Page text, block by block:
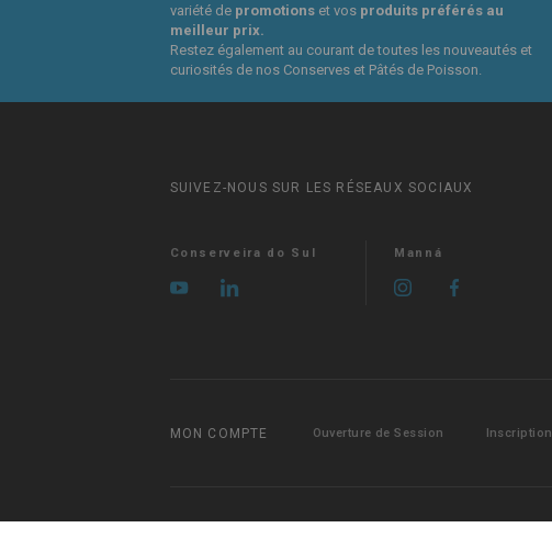
variété de promotionset vos produits préférés au
meilleur prix.
Restez également au courant de toutes les nouveautés et
curiosités de nos Conserves et Pâtés de Poisson.
SUIVEZ-NOUS SUR LES RÉSEAUX SOCIAUX
Conserveira do Sul Manná
MON COMPTE Ouverture de Session Inscription